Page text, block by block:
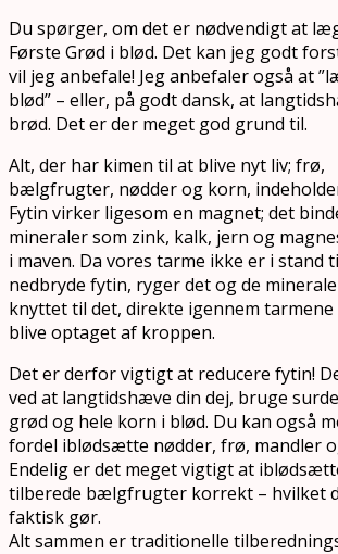
Du spørger, om det er nødvendigt at
Første Grød i blød. Det kan jeg godt
vil jeg anbefale! Jeg anbefaler også at
blød” – eller, på godt dansk, at
brød. Det er der meget god grund til.
Alt, der har kimen til at blive nyt liv; frø,
bælgfrugter, nødder og korn,
Fytin virker ligesom en magnet; det
mineraler som zink, kalk, jern og
i maven. Da vores tarme ikke er i stand
nedbryde fytin, ryger det og de
knyttet til det, direkte igennem tarmene
blive optaget af kroppen.
Det er derfor vigtigt at reducere fytin!
ved at langtidshæve din dej, bruge
grød og hele korn i blød. Du kan også
fordel iblødsætte nødder, frø, mandler
Endelig er det meget vigtigt at
tilberede bælgfrugter korrekt – hvilket
faktisk gør.
Alt sammen er traditionelle